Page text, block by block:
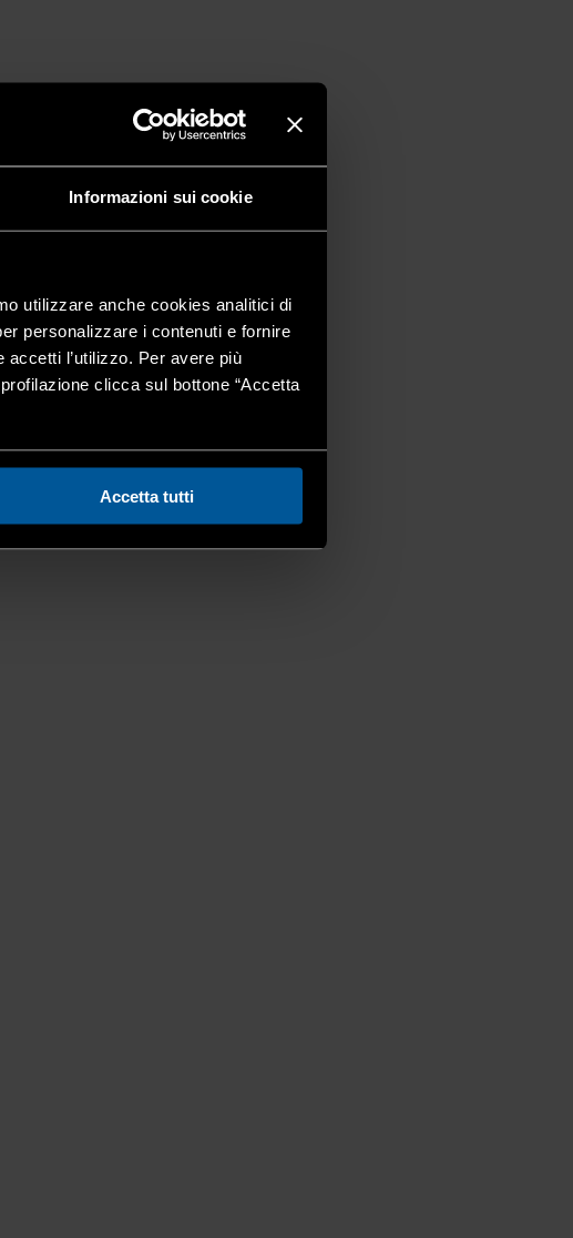
Informazioni sui cookie
utilizzare anche cookies analitici di
personalizzare i contenuti e fornire
accetti l’utilizzo. Per avere più
clicca sul bottone “Accetta
Accetta tutti